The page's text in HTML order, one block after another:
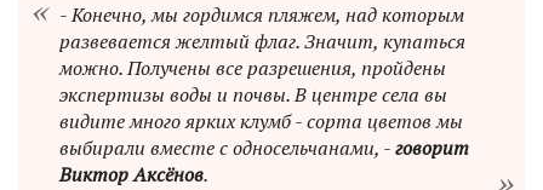
- Конечно, мы гордимся пляжем, над которым
развевается желтый флаг. Значит, купаться
можно. Получены все разрешения, пройдены
экспертизы воды и почвы. В центре села вы
видите много ярких клумб - сорта цветов мы
выбирали вместе с односельчанами, -говорит
Виктор Аксёнов.